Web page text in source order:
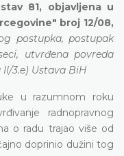
81, objavljena u
broj 12/08,
postupka, postupak
utvrđena povreda
3.e) Ustava BiH
u razumnom roku
radnopravnog
o radu trajao više od
doprinio dužini tog